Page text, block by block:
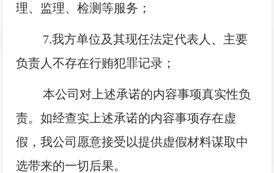
理、监理、检测等服务；
7.我方单位及其现任法定代表人、主要
负责人不存在行贿犯罪记录；
本公司对上述承诺的内容事项真实性负
责。如经查实上述承诺的内容事项存在虚
假，我公司愿意接受以提供虚假材料谋取中
选带来的一切后果。